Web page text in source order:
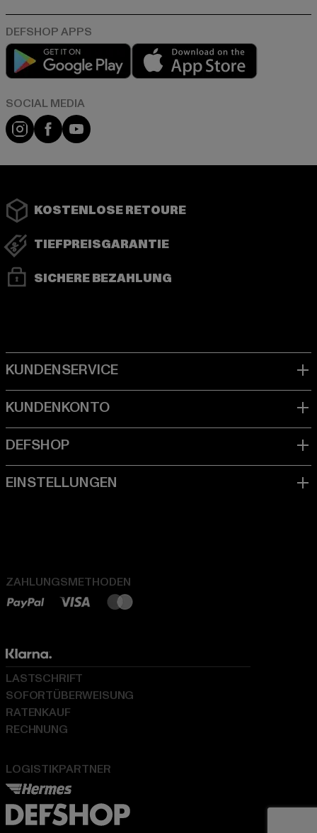
Play market
Instagram
FacebookYouTube
KOSTENLOSE RETOURE
TIEFPREISGARANTIE
SICHERE BEZAHLUNG
ZAHLUNGSMETHODEN
LOGISTIKPARTNER
LASTSCHRIFT
SOFORTÜBERWEISUNG
RATENKAUF
RECHNUNG